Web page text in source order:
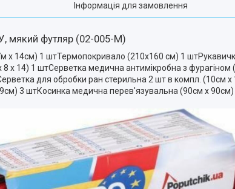
Інформація для замовлення
мякий футляр (02-005-M)
х 14см) 1 штТермопокривало (210х160 см) 1
х 14) 1 штСерветка медична антимікробна з фурагіном
для обробки ран стерильна 2 шт в компл. (10см х
3 штКосинка медична перев'язувальна (90см х 90см)